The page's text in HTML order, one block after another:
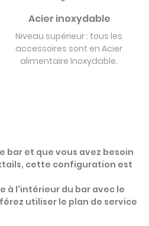
Acier inoxydable
Niveau supérieur : tous les
accessoires sont en Acier
alimentaire Inoxydable.
bar et que vous avez besoin
cette configuration est
à l'intérieur du bar avec le
utiliser le plan de service